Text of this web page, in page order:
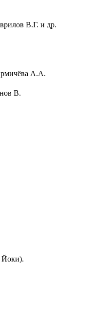
В.Г. и др.
А.А.
В.
Йоки).